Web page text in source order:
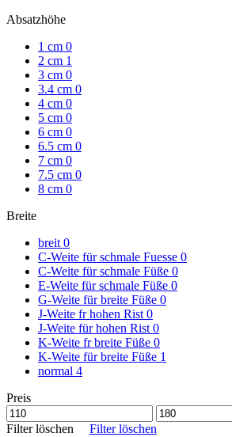
Absatzhöhe
1 cm 0
2 cm 1
3 cm 0
3.4 cm 0
4 cm 0
5 cm 0
6 cm 0
6.5 cm 0
7 cm 0
7.5 cm 0
8 cm 0
Breite
breit 0
C-Weite für schmale Fuesse 0
C-Weite für schmale Füße 0
E-Weite für schmale Füße 0
G-Weite für breite Füße 0
J-Weite fr hohen Rist 0
J-Weite für hohen Rist 0
K-Weite fr breite Füße 0
K-Weite für breite Füße 1
normal 4
Preis
Filter löschen Filter löschen